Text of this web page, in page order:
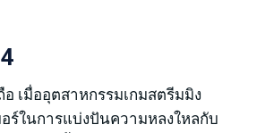
เมื่ออุตสาหกรรมเกมสตรีมมิง
ร์ในการแบ่งปันความหลงใหลกับ